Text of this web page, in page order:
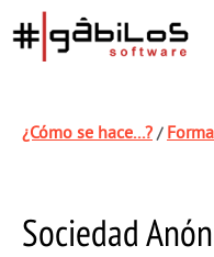
¿Cómo se hace...? /
Sociedad